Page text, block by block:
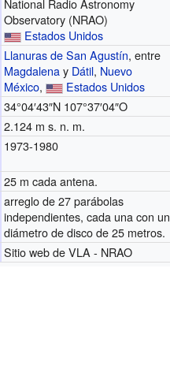
National Radio Astronomy
Observatory (NRAO)
Estados Unidos
Llanuras de San Agustín, entre
Magdalenay Dátil, Nuevo
México, Estados Unidos
34°04′43″N 107°37′04″O
2.124 m s. n. m.
1973-1980
25 m cada antena.
arreglo de 27 parábolas
independientes, cada una con un
diámetro de disco de 25 metros.
Sitio web de VLA - NRAO